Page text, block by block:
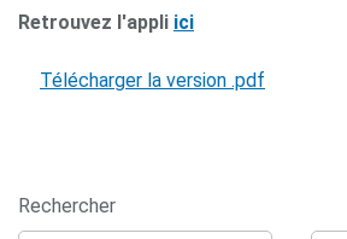
Retrouvez l'appli ici
Télécharger la version .pdf
Rechercher